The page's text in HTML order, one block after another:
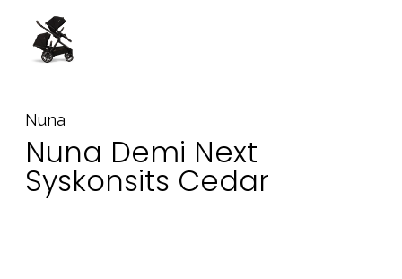
Nuna
Nuna Demi Next
Syskonsits Cedar